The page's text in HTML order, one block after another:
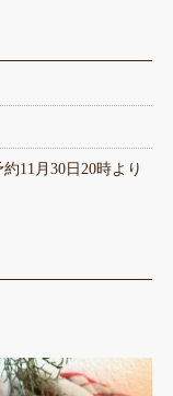
11月30日20時より